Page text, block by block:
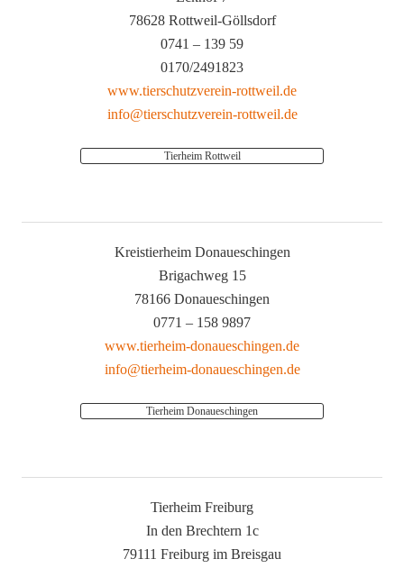
78628 Rottweil-Göllsdorf
0741 – 139 59
0170/2491823
www.tierschutzverein-rottweil.de
info@tierschutzverein-rottweil.de
Tierheim Rottweil
Kreistierheim Donaueschingen
Brigachweg 15
78166 Donaueschingen
0771 – 158 9897
www.tierheim-donaueschingen.de
info@tierheim-donaueschingen.de
Tierheim Donaueschingen
Tierheim Freiburg
In den Brechtern 1c
79111 Freiburg im Breisgau